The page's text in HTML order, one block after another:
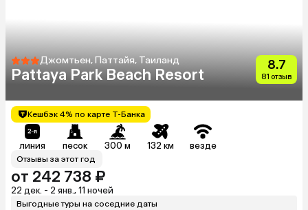
Джомтьен, Паттайя, Таиланд
Pattaya Park Beach Resort
8.7
81 отзыв
Кешбэк 4% по карте Т-Банка
линия песок 300 м 132 км везде
Отзывы за этот год
от 242 738 ₽
22 дек. - 2 янв., 11 ночей
Выгодные туры на соседние даты